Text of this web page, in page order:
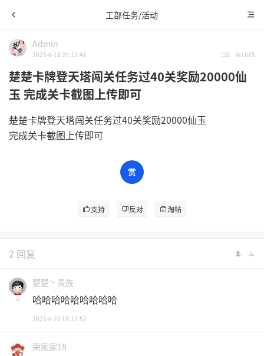
工部任务/活动
Admin
2025-6-18 20:13:48 2 1685
楚楚卡牌登天塔闯关任务过40关奖励20000仙
玉 完成关卡截图上传即可
楚楚卡牌登天塔闯关任务过40关奖励20000仙玉
完成关卡截图上传即可
支持 反对 淘帖
2 回复
楚楚丶贵族
#2 哈哈哈哈哈哈哈哈哈
2025-6-20 18:12:52
荣家家18